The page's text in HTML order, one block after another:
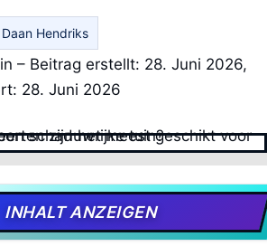
Daan Hendriks
– Beitrag erstellt: 28. Juni 2026,
28. Juni 2026
INHALT ANZEIGEN